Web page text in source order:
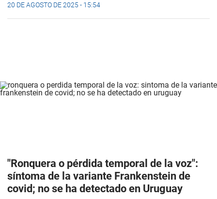
20 DE AGOSTO DE 2025 - 15:54
"Ronquera o pérdida temporal de la voz":
síntoma de la variante Frankenstein de
covid; no se ha detectado en Uruguay